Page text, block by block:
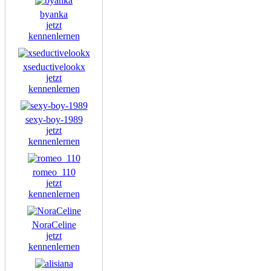
byanka
jetzt
kennenlernen
xseductivelookx
jetzt
kennenlernen
sexy-boy-1989
jetzt
kennenlernen
romeo_110
jetzt
kennenlernen
NoraCeline
jetzt
kennenlernen